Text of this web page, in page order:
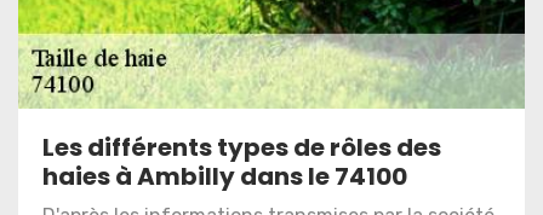
Les différents types de rôles des
haies à Ambilly dans le 74100